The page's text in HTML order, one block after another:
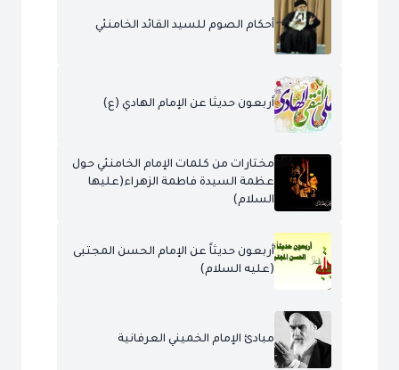
أحكام الصوم للسيد القائد الخامنئي
أربعون حديثا عن الإمام الهادي (ع)
مختارات من كلمات الإمام الخامنئي حول
عظمة السيدة فاطمة الزهراء(عليها
السلام)
أربعون حديثاً عن الإمام الحسن المجتبى
(عليه السلام)
مبادئ الإمام الخميني العرفانية